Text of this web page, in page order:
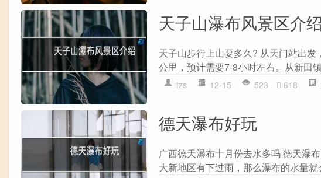
天子山瀑布风景区介绍
天子山步行上山要多久? 从天门站出
公里，预计需要7-8小时左右。从新田
tzs 12-15 523 618
德天瀑布好玩
广西德天瀑布十月份去水多吗 德天瀑
大新地区有下过雨，那么瀑布的水量